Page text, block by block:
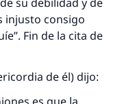
injusto consigo
Fin de la cita de
de él) dijo:
ayuda a
otros a hacer el
que